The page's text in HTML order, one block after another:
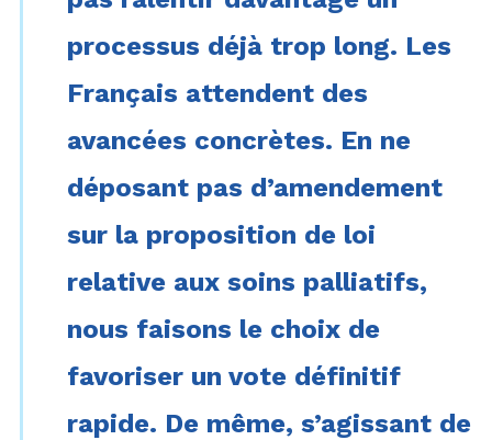
processus déjà trop long. Les
Français attendent des
avancées concrètes. En ne
déposant pas d’amendement
sur la proposition de loi
relative aux soins palliatifs,
nous faisons le choix de
favoriser un vote définitif
rapide. De même, s’agissant de